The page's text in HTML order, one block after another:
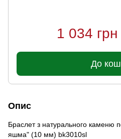
1 034 грн
До
Опис
Браслет з натурального каменю
яшма" (10 мм) bk3010sl